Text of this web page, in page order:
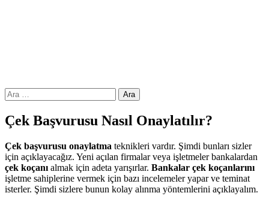
Arama:
Çek Başvurusu Nasıl Onaylatılır?
Çek başvurusu onaylatma teknikleri vardır. Şimdi bunları sizler
için açıklayacağız. Yeni açılan firmalar veya işletmeler bankalardan
çek koçanı almak için adeta yarışırlar. Bankalar çek koçanlarını
işletme sahiplerine vermek için bazı incelemeler yapar ve teminat
isterler. Şimdi sizlere bunun kolay alınma yöntemlerini açıklayalım.